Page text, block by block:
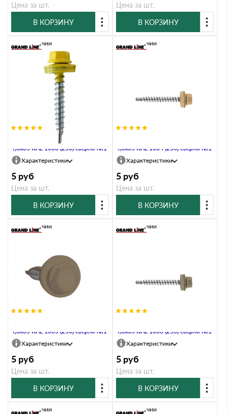
Цена за шт.
В КОРЗИНУ
Цена за шт.
В КОРЗИНУ
Саморез кровельный Daxmer
4,8х35 RAL 1033 (250) сверло №1
В наличии
Характеристики
5 руб
Цена за шт.
В КОРЗИНУ
4,8х35 RAL 1034 (250) сверло №1
В наличии
Характеристики
5 руб
Цена за шт.
В КОРЗИНУ
4,8х35 RAL 1035 (250) сверло №1
В наличии
Характеристики
5 руб
Цена за шт.
В КОРЗИНУ
4,8х35 RAL 1036 (250) сверло №1
В наличии
Характеристики
5 руб
Цена за шт.
В КОРЗИНУ
В наличии В наличии